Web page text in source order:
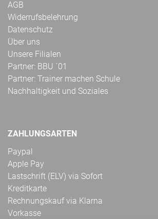
AGB
Widerrufsbelehrung
Datenschutz
Über uns
Unsere Filialen
Partner: BBU ´01
Partner: Trainer machen Schule
Nachhaltigkeit und Soziales
ZAHLUNGSARTEN
Paypal
Apple Pay
Lastschrift (ELV) via Sofort
Kreditkarte
Rechnungskauf via Klarna
Vorkasse